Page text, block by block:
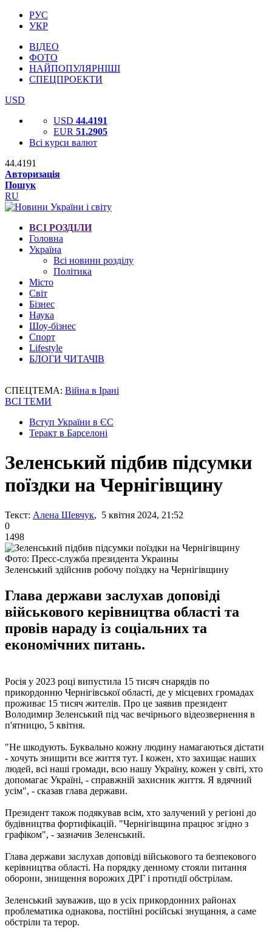
РУС
УКР
ВІДЕО
ФОТО
НАЙПОПУЛЯРНІШІ
СПЕЦПРОЕКТИ
USD
USD 44.4191
EUR 51.2905
Всі курси валют
44.4191
Авторизація
Пошук
RU
ВСІ РОЗДІЛИ
Головна
Україна
Всі новини розділу
Політика
Місто
Світ
Бізнес
Наука
Шоу-бізнес
Спорт
Lifestyle
БЛОГИ ЧИТАЧІВ
СПЕЦТЕМА: Війна в Ірані
ВСІ ТЕМИ
Вступ України в ЄС
Теракт в Барселоні
Зеленський підбив підсумки
поїздки на Чернігівщину
Текст: Алена Шевчук, 5 квітня 2024, 21:52
0
1498
Фото: Пресс-служба президента Украины
Зеленський здійснив робочу поїздку на Чернігівщину
Глава держави заслухав доповіді
військового керівництва області та
провів нараду із соціальних та
економічних питань.
Росія у 2023 році випустила 15 тисяч снарядів по
прикордонню Чернігівської області, де у місцевих громадах
проживає 15 тисяч жителів. Про це заявив президент
Володимир Зеленський під час вечірнього відеозвернення в
п'ятницю, 5 квітня.
"Не шкодують. Буквально кожну людину намагаються дістати
- хочуть знищити все життя тут. І кожен, хто захищає наших
людей, всі наші громади, всю нашу Україну, кожен у світі, хто
допомагає Україні, - справжній захисник життя. Я вдячний
усім", - сказав глава держави.
Президент також подякував всім, хто залучений у регіоні до
будівництва фортифікацій. "Чернігівщина працює згідно з
графіком", - зазначив Зеленський.
Глава держави заслухав доповіді військового та безпекового
керівництва області. На порядку денному стояли питання
оборони, знищення ворожих ДРГ і протидії обстрілам.
Зеленський зауважив, що в усіх прикордонних районах
проблематика однакова, постійні російські знущання, а саме
обстріли та терор.